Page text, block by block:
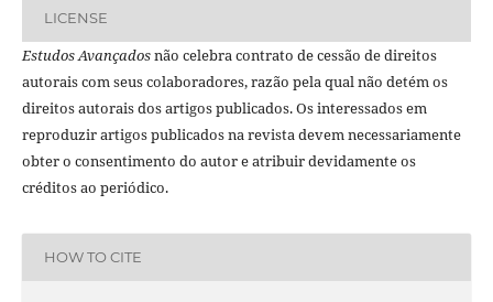
LICENSE
Estudos Avançadosnão celebra contrato de cessão de direitos
autorais com seus colaboradores, razão pela qual não detém os
direitos autorais dos artigos publicados. Os interessados em
reproduzir artigos publicados na revista devem necessariamente
obter o consentimento do autor e atribuir devidamente os
créditos ao periódico.
HOW TO CITE